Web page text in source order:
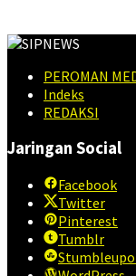
PEROMAN
Indeks
REDAKSI
Jaringan Social
Facebook
Twitter
Pinterest
Tumblr